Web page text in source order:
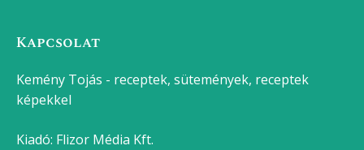
Kapcsolat
Kemény Tojás - receptek, sütemények, receptek
képekkel
Kiadó: Flizor Média Kft.